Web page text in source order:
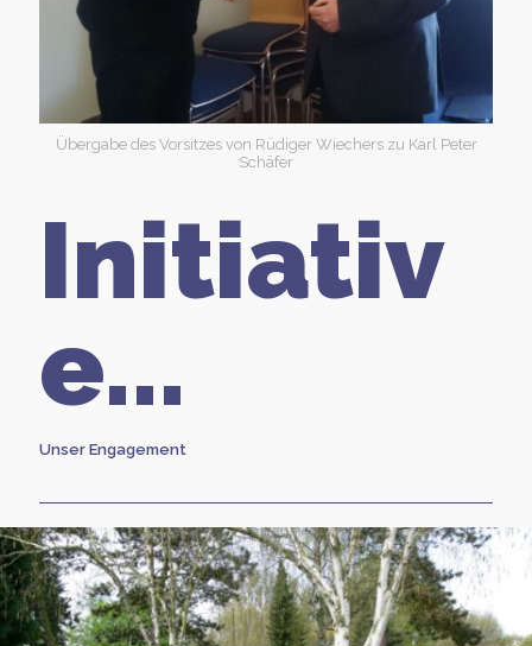
Übergabe des Vorsitzes von Rüdiger Wiechers zu Karl Peter
Schäfer
Initiativ
e...
Unser Engagement